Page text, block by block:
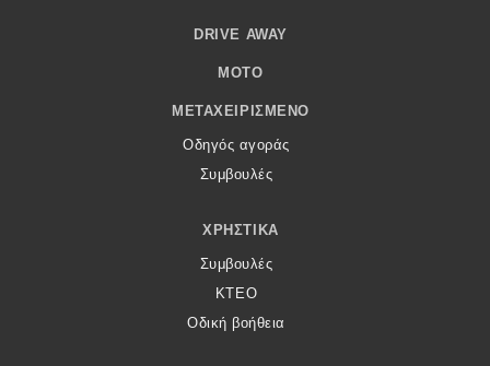
DRIVE AWAY
MOTO
ΜΕΤΑΧΕΙΡΙΣΜΈΝΟ
Οδηγός αγοράς
Συμβουλές
ΧΡΗΣΤΙΚΆ
Συμβουλές
ΚΤΕΟ
Οδική βοήθεια